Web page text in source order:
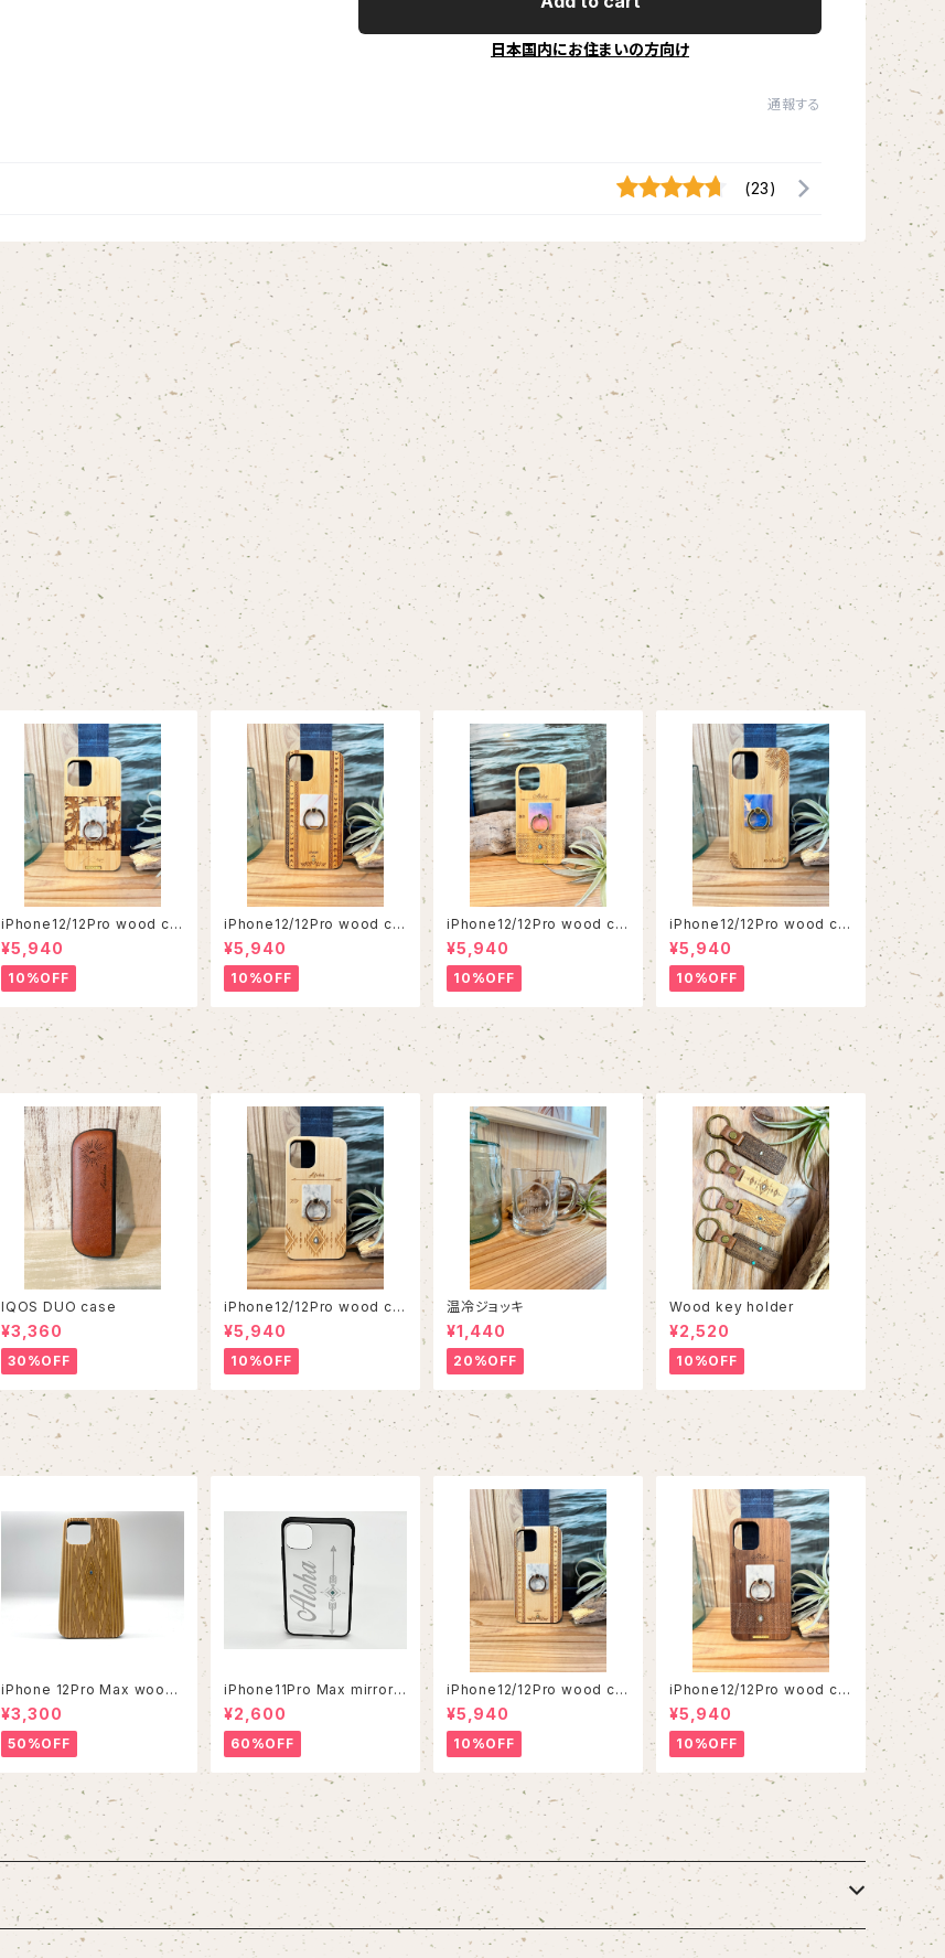
日本国内にお住まいの方向け
通報する
(23)
iPhone12/12Pro wood ca
se
¥5,940
10%OFF
iPhone12/12Pro wood ca
se
¥5,940
10%OFF
iPhone12/12Pro wood ca
se
¥5,940
10%OFF
iPhone12/12Pro wood ca
se
¥5,940
10%OFF
IQOS DUO case
¥3,360
30%OFF
iPhone12/12Pro wood ca
se
¥5,940
10%OFF
温冷ジョッキ
¥1,440
20%OFF
Wood key holder
¥2,520
10%OFF
iPhone 12Pro Max wood
case
¥3,300
50%OFF
iPhone11Pro Max mirror c
ase
¥2,600
60%OFF
iPhone12/12Pro wood ca
se
¥5,940
10%OFF
iPhone12/12Pro wood ca
se
¥5,940
10%OFF